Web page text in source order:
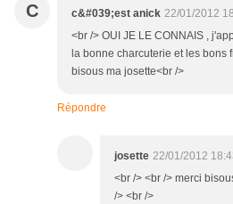
C c&#039;est anick 22/01/2012
<br /> OUI JE LE CONNAIS ,
la bonne charcuterie et les bons
bisous ma josette<br />
Répondre
josette 22/01/2012
<br /> <br /> merci
/> <br />